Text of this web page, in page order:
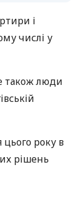
і
числі у
також люди
року в
рішень